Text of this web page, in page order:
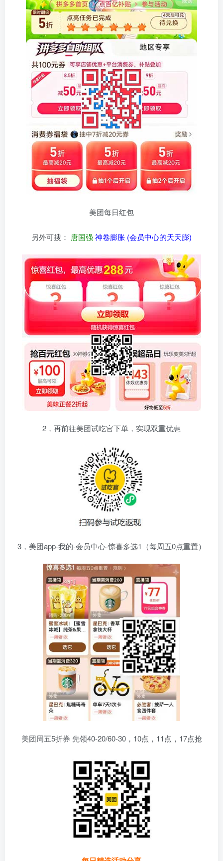
美团每日红包
另外可搜： 唐国强 神卷膨胀 (会员中心的天天膨)
2，再前往美团试吃官下单，实现双重优惠
3，美团app-我的-会员中心-惊喜多选1（每周五0点重置）
美团周五5折券 先领40-20/60-30，10点，11点，17点抢